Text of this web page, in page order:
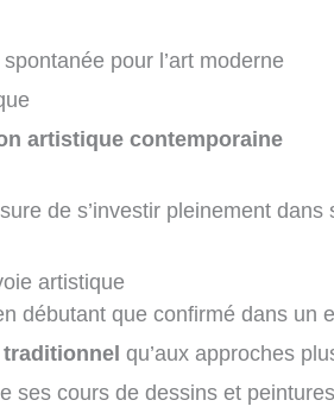
pour l’art moderne
artistique contemporaine
de s’investir pleinement
artistique
débutant que confirmé dans un
qu’aux approches
ses cours de dessins et